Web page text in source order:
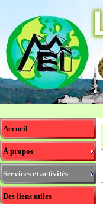
Accueil
À propos
Services et activités
Des liens utiles